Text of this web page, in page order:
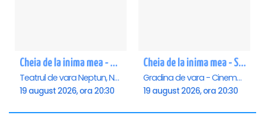
Cheia de la inima mea - Neptun
Teatrul de vara Neptun, Neptun
19 august 2026, ora 20:30
Cheia de la inima mea - Saturn
Gradina de vara - Cinema Saturn, Saturn
19 august 2026, ora 20:30